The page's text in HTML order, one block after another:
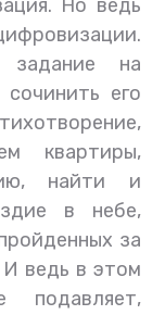
Но ведь
задание на
его
квартиры,
найти и
в небе,
за
И ведь в этом
подавляет,